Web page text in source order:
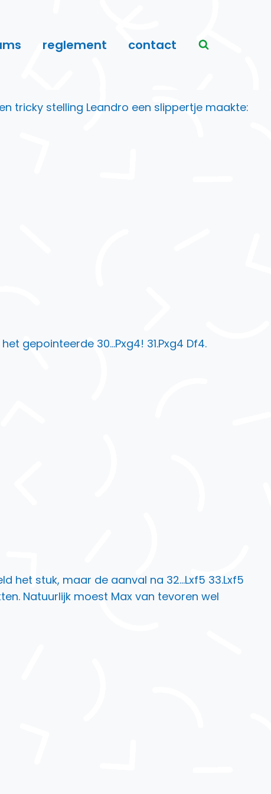
reglement contact
tricky stelling Leandro een slippertje maakte:
gepointeerde 30…Pxg4! 31.Pxg4 Df4.
het stuk, maar de aanval na 32…Lxf5 33.Lxf5
Natuurlijk moest Max van tevoren wel